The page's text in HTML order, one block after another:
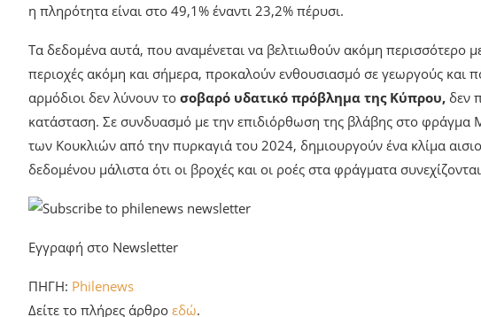
η πληρότητα είναι στο 49,1% έναντι 23,2% πέρυσι.
Τα δεδομένα αυτά, που αναμένεται να βελτιωθούν ακόμη περισσότερο
περιοχές ακόμη και σήμερα, προκαλούν ενθουσιασμό σε γεωργούς και
αρμόδιοι δεν λύνουν το σοβαρό υδατικό πρόβλημα της Κύπρου, δεν
κατάσταση. Σε συνδυασμό με την επιδιόρθωση της βλάβης στο
των Κουκλιών από την πυρκαγιά του 2024, δημιουργούν ένα κλίμα
δεδομένου μάλιστα ότι οι βροχές και οι ροές στα φράγματα
Εγγραφή στο Newsletter
ΠΗΓΗ: Philenews
Δείτε το πλήρες άρθρο εδώ.